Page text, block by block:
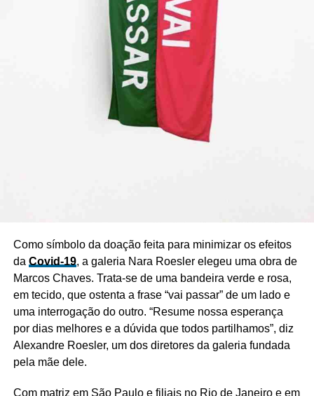
Como símbolo da doação feita para minimizar os efeitos
da Covid-19, a galeria Nara Roesler elegeu uma obra de
Marcos Chaves. Trata-se de uma bandeira verde e rosa,
em tecido, que ostenta a frase “vai passar” de um lado e
uma interrogação do outro. “Resume nossa esperança
por dias melhores e a dúvida que todos partilhamos”, diz
Alexandre Roesler, um dos diretores da galeria fundada
pela mãe dele.
Com matriz em São Paulo e filiais no Rio de Janeiro e em